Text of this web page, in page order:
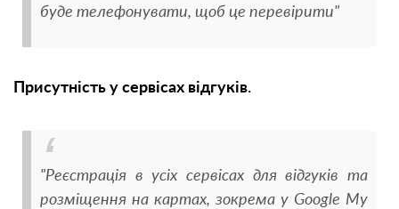
буде телефонувати, щоб це перевірити"
Присутність у сервісах відгуків.
"Реєстрація в усіх сервісах для відгуків та
розміщення на картах, зокрема у Google My